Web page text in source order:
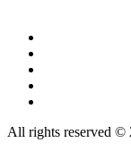
All rights reserved ©